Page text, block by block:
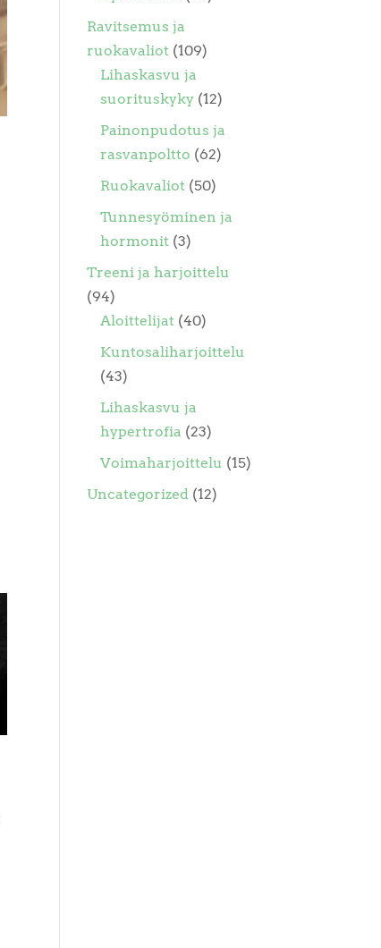
Ravitsemus ja
ruokavaliot (109)
Lihaskasvu ja
suorituskyky (12)
Painonpudotus ja
rasvanpoltto (62)
Ruokavaliot (50)
Tunnesyöminen ja
hormonit (3)
Treeni ja harjoittelu
(94)
Aloittelijat (40)
Kuntosaliharjoittelu
(43)
Lihaskasvu ja
hypertrofia (23)
Voimaharjoittelu (15)
Uncategorized (12)